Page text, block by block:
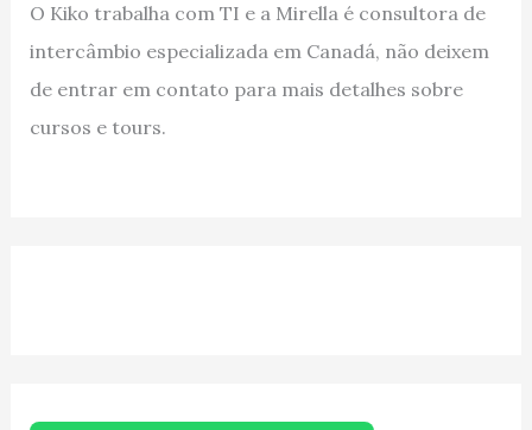
O Kiko trabalha com TI e a Mirella é consultora de
intercâmbio especializada em Canadá, não deixem
de entrar em contato para mais detalhes sobre
cursos e tours.